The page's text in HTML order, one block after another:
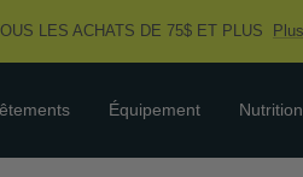
LES ACHATS DE 75$ ET PLUS
Équipement Nutrition